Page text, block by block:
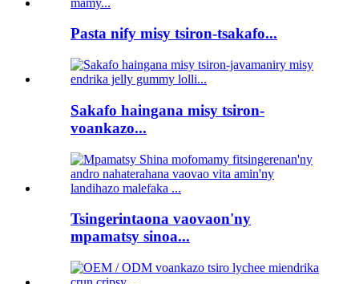
Pasta nify misy tsiron-tsakafo...
Sakafo haingana misy tsiron-
voankazo...
Tsingerintaona vaovaon'ny
mpamatsy sinoa...